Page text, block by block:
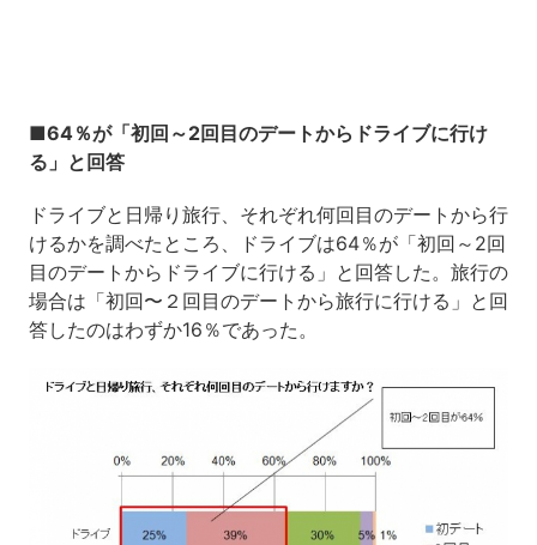
■64％が「初回～2回目のデートからドライブに行け
る」と回答
ドライブと日帰り旅行、それぞれ何回目のデートから行
けるかを調べたところ、ドライブは64％が「初回～2回
目のデートからドライブに行ける」と回答した。旅行の
場合は「初回〜２回目のデートから旅行に行ける」と回
答したのはわずか16％であった。